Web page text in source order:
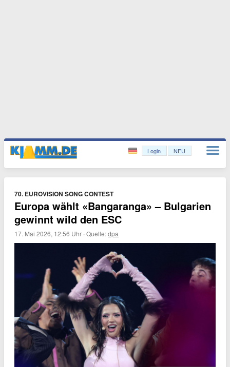
Login NEU
70. EUROVISION SONG CONTEST
Europa wählt «Bangaranga» – Bulgarien
gewinnt wild den ESC
17. Mai 2026, 12:56 Uhr ·Quelle:dpa